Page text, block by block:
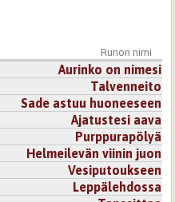
ja omintakeinen.
Runon nimi
Aurinko on nimesi
Talvenneito
Sade astuu huoneeseen
Ajatustesi aava
Purppurapölyä
Helmeilevän viinin juon
Vesiputoukseen
Leppälehdossa